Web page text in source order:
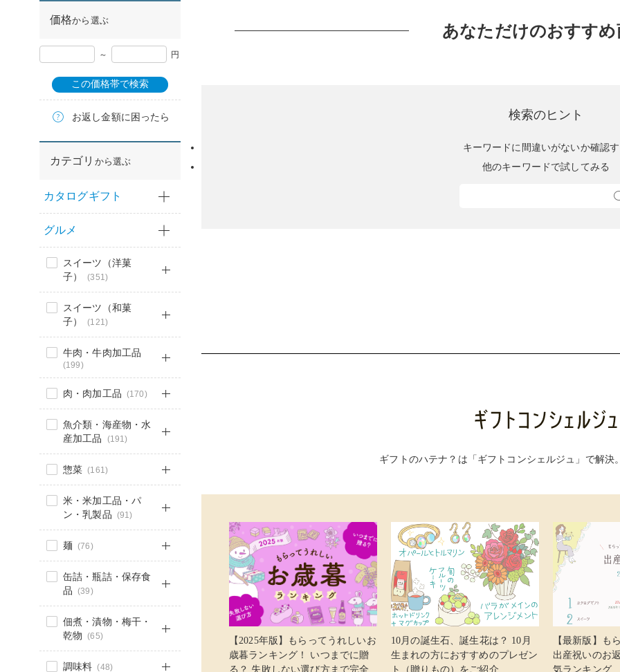
価格から選ぶ
～ 円
この価格帯で検索
お返し金額に困ったら
カテゴリ から選ぶ
カタログギフト
グルメ
スイーツ（洋菓
子）
(351)
スイーツ（和菓
子）
(121)
牛肉・牛肉加工品
(199)
肉・肉加工品 (170)
魚介類・海産物・水
産加工品
(191)
惣菜 (161)
米・米加工品・パ
ン・乳製品 (91)
麺 (76)
缶詰・瓶詰・保存食
品 (39)
佃煮・漬物・梅干・
乾物 (65)
調味料 (48)
あなただけのおすすめ
検索のヒント
キーワードに間違いがないか確認
他のキーワードで試してみる
ギフトのハテナ？は「ギフトコンシェルジュ」で解決
【2025年版】もらってうれしいお
歳暮ランキング！ いつまでに贈
る？ 失敗しない選び方まで完全
10月の誕生石、誕生花は？ 10月
生まれの方におすすめのプレゼン
ト（贈りもの）をご紹介
【最新版】も
出産祝いのお
気ランキング